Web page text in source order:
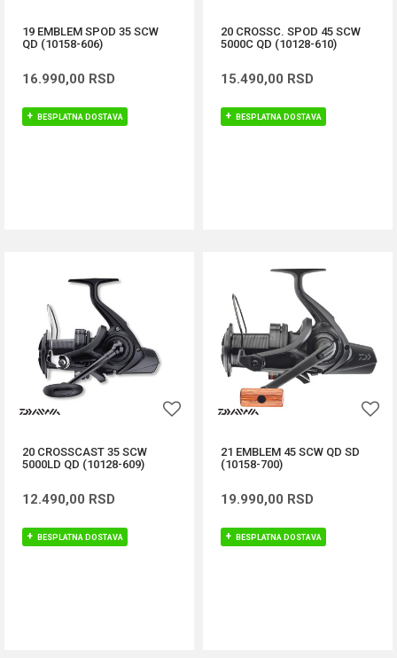
19 EMBLEM SPOD 35 SCW
QD (10158-606)
16.990,00 RSD
BESPLATNA DOSTAVA
20 CROSSC. SPOD 45 SCW
5000C QD (10128-610)
15.490,00 RSD
BESPLATNA DOSTAVA
20 CROSSCAST 35 SCW
5000LD QD (10128-609)
12.490,00 RSD
BESPLATNA DOSTAVA
21 EMBLEM 45 SCW QD SD
(10158-700)
19.990,00 RSD
BESPLATNA DOSTAVA